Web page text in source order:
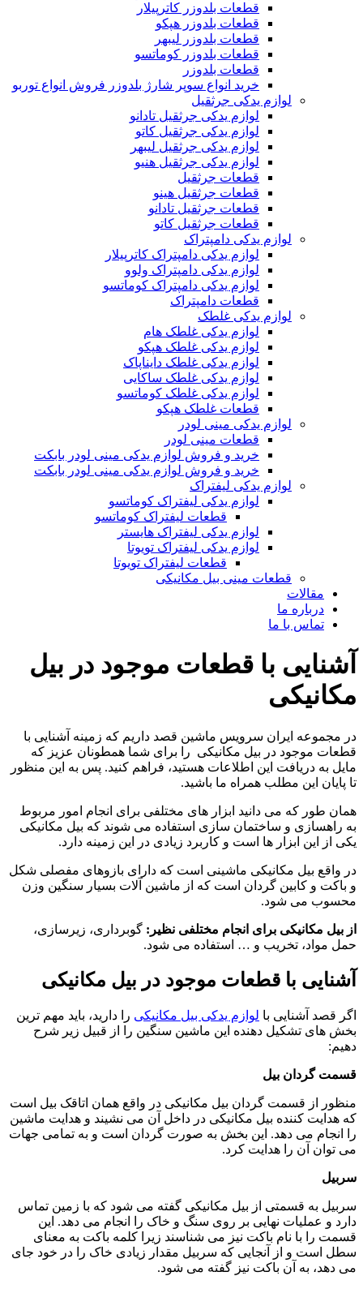
قطعات بلدوزر کاترپیلار
قطعات بلدوزر هپکو
قطعات بلدوزر لیبهر
قطعات بلدوزر کوماتسو
قطعات بلدوزر
خرید انواع سوپر شارژ بلدوزر فروش انواع توربو
لوازم یدکی جرثقیل
لوازم یدکی جرثقیل تادانو
لوازم یدکی جرثقیل کاتو
لوازم یدکی جرثقیل لیبهر
لوازم یدکی جرثقیل هنیو
قطعات جرثقیل
قطعات جرثقیل هینو
قطعات جرثقیل تادانو
قطعات جرثقیل کاتو
لوازم یدکی دامپتراک
لوازم یدکی دامپتراک کاترپیلار
لوازم یدکی دامپتراک ولوو
لوازم یدکی دامپتراک کوماتسو
قطعات دامپتراک
لوازم یدکی غلطک
لوازم یدکی غلطک هام
لوازم یدکی غلطک هپکو
لوازم یدکی غلطک دایناپاک
لوازم یدکی غلطک ساکایی
لوازم یدکی غلطک کوماتسو
قطعات غلطک هپکو
لوازم یدکی مینی لودر
قطعات مینی لودر
خرید و فروش لوازم یدکی مینی لودر بابکت
خرید و فروش لوازم یدکی مینی لودر بابکت
لوازم یدکی لیفتراک
لوازم یدکی لیفتراک کوماتسو
قطعات لیفتراک کوماتسو
لوازم یدکی لیفتراک هایستر
لوازم یدکی لیفتراک تویوتا
قطعات لیفتراک تویوتا
قطعات مینی بیل مکانیکی
ما
با ما
با قطعات موجود در بیل
ایران سرویس ماشین قصد داریم که زمینه آشنایی با
در بیل مکانیکی را برای شما همطونان عزیز که
این اطلاعات هستید، فراهم کنید. پس به این منظور
مطلب همراه ما باشید.
می دانید ابزار های مختلفی برای انجام امور مربوط
و ساختمان سازی استفاده می شوند که بیل مکانیکی
ابزار ها است و کاربرد زیادی در این زمینه دارد.
مکانیکی ماشینی است که دارای بازوهای مفصلی شکل
گردان است که از ماشین آلات بسیار سنگین وزن
شود.
برای انجام مختلفی نظیر:گوبرداری، زیرسازی،
تخریب و … استفاده می شود.
با قطعات موجود در بیل مکانیکی
با لوازم یدکی بیل مکانیکی را دارید، باید مهم ترین
دهنده این ماشین سنگین را از قبیل زیر شرح
بیل
گردان بیل مکانیکی در واقع همان اتاقک بیل است
بیل مکانیکی در داخل آن می نشیند و هدایت ماشین
دهد. این بخش به صورت گردان است و به تمامی جهات
را هدایت کرد.
از بیل مکانیکی گفته می شود که با زمین تماس
نهایی بر روی سنگ و خاک را انجام می دهد. این
نام باکت نیز می شناسند زیرا کلمه باکت به معنای
از آنجایی که سربیل مقدار زیادی خاک را در خود جای
آن باکت نیز گفته می شود.